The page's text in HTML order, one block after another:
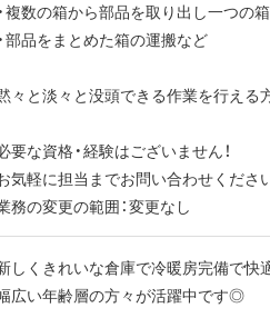
複数の箱から部品を取り出し一つの
部品をまとめた箱の運搬など
々と淡々と没頭できる作業を行える
要な資格・経験はございません！
気軽に担当までお問い合わせくださ
務の変更の範囲：変更なし
しくきれいな倉庫で冷暖房完備で快
広い年齢層の方々が活躍中です◎